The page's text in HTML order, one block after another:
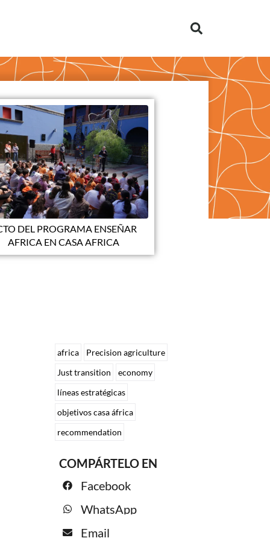
DEL PROGRAMA ENSEÑAR
AFRICA EN CASA AFRICA
africa
Precision agriculture
Just transition
economy
líneas estratégicas
objetivos casa áfrica
recommendation
COMPÁRTELO EN
Facebook
WhatsApp
Email